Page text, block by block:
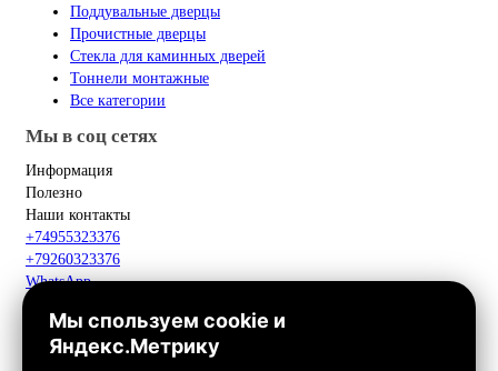
Поддувальные дверцы
Прочистные дверцы
Стекла для каминных дверей
Тоннели монтажные
Все категории
Мы в соц сетях
Информация
Полезно
Наши контакты
+74955323376
+79260323376
WhatsApp
Макс
info@fox-kamin.ru
Мы спользуем cookie и
Яндекс.Метрику